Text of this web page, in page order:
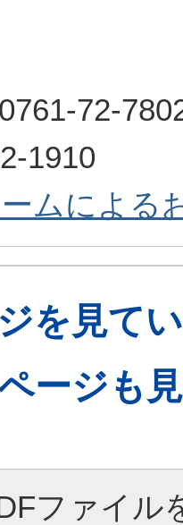
72-
1910
ムによる
を見て
ージも
ファイル